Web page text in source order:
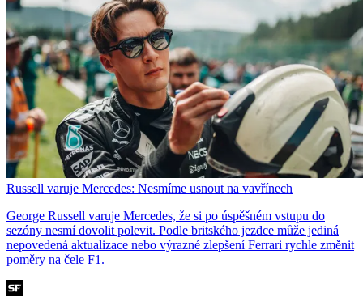
Russell varuje Mercedes: Nesmíme usnout na vavřínech
George Russell varuje Mercedes, že si po úspěšném vstupu do
sezóny nesmí dovolit polevit. Podle britského jezdce může jediná
nepovedená aktualizace nebo výrazné zlepšení Ferrari rychle změnit
poměry na čele F1.